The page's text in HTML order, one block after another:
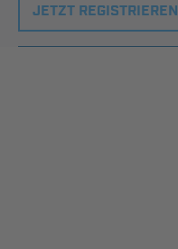
JETZT REGISTRIEREN